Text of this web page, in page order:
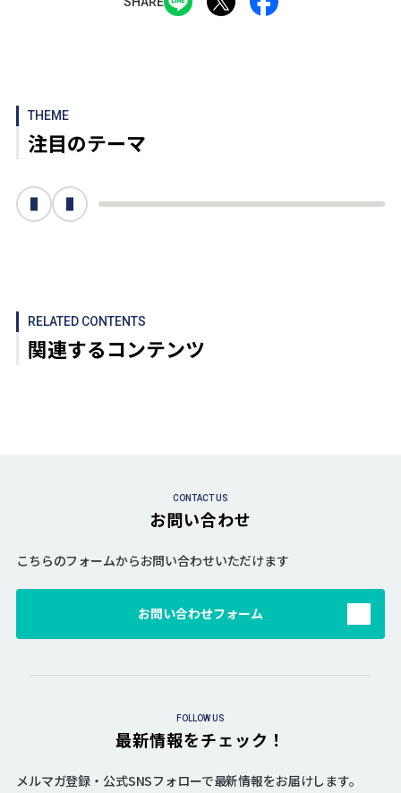
THEME
注目のテーマ
前へ
次へ
RELATED CONTENTS
関連するコンテンツ
CONTACT US
お問い合わせ
こちらのフォームからお問い合わせいただけます
お問い合わせフォーム
FOLLOW US
最新情報をチェック！
メルマガ登録・公式SNSフォローで最新情報をお届けします。